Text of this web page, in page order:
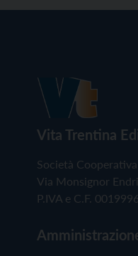
Vita Trentina
Società Cooperativa
Via Monsignor
P.IVA e C.F.